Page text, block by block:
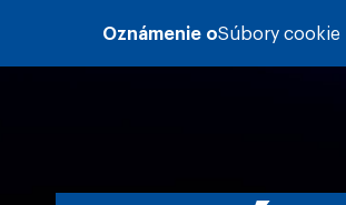
Oznámenie oSúbory cookie